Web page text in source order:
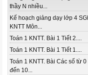
thầy N nhiều...
Kế hoạch giảng dạy lớp 4
KNTT Môn...
Toán 1 KNTT. Bài 1 Tiết 2....
Toán 1 KNTT. Bài 1 Tiết 1....
Toán 1 KNTT. Bài Các số từ 0
đến 10...